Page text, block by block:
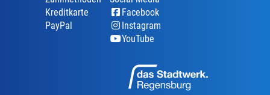
Kreditkarte
PayPal
Facebook
Instagram
YouTube